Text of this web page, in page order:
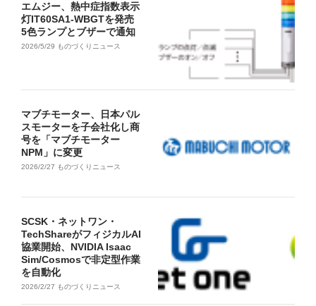
エムジー、熱中症指数表示
灯IT60SA1-WBGTを発売
5色ランプとブザーで通知
2026/5/29 ものづくりニュース
マブチモーター、日本パル
スモーターを子会社化し商
号を「マブチモーター
NPM」に変更
2026/2/27 ものづくりニュース
SCSK・ネットワン・
TechShareがフィジカルAI
協業開始、NVIDIA Isaac
Sim/Cosmosで非定型作業
を自動化
2026/2/27 ものづくりニュース